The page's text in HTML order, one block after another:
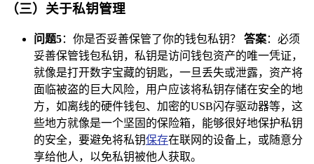
（三）关于私钥管理
问题5：你是否妥善保管了你的钱包私钥？ 答案：必须
妥善保管钱包私钥，私钥是访问钱包资产的唯一凭证，
就像是打开数字宝藏的钥匙，一旦丢失或泄露，资产将
面临被盗的巨大风险，用户应该将私钥存储在安全的地
方，如离线的硬件钱包、加密的USB闪存驱动器等，这
些地方就像是一个坚固的保险箱，能够很好地保护私钥
的安全，要避免将私钥保存在联网的设备上，或随意分
享给他人，以免私钥被他人获取。